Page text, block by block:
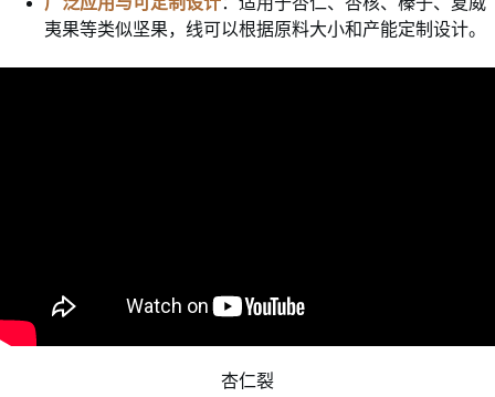
夷果等类似坚果，线可以根据原料大小和产能定制设计。
杏仁裂